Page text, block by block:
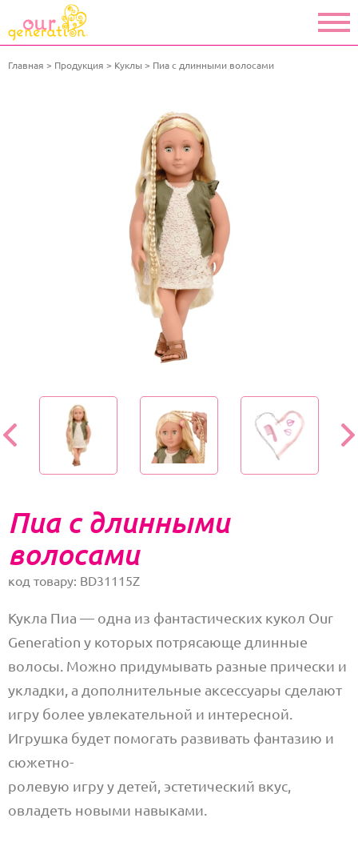
Главная Продукция Куклы Пиа с длинными волосами
Пиа с длинными
волосами
код товару: BD31115Z
Кукла Пиа — одна из фантастических кукол Our
Generation у которых потрясающе длинные
волосы. Можно придумывать разные прически и
укладки, а дополнительные аксессуары сделают
игру более увлекательной и интересной.
Игрушка будет помогать развивать фантазию и
сюжетно-
ролевую игру у детей, эстетический вкус,
овладеть новыми навыками.